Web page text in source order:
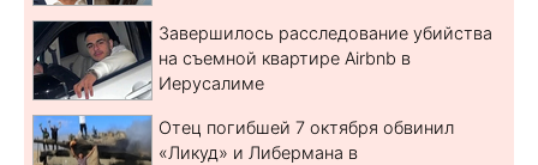
Завершилось расследование убийства
на съемной квартире Airbnb в
Иерусалиме
Отец погибшей 7 октября обвинил
«Ликуд» и Либермана в